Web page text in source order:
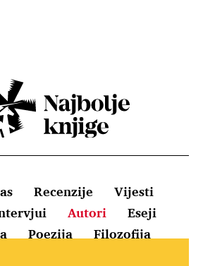
Recenzije
Vijesti
Autori
Eseji
Poezija Filozofija